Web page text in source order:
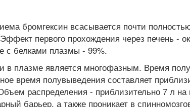
бромгексин всасывается почти
первого прохождения через печень -
с белками плазмы - 99%.
в плазме является многофазным. Время
время полувыведения составляет
распределения - приблизительно 7 л
барьер, а также проникает в